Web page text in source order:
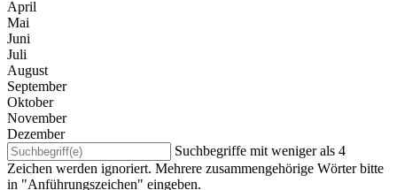
April
Mai
Juni
Juli
August
September
Oktober
November
Dezember
Suchbegriffe mit weniger als 4
Zeichen werden ignoriert. Mehrere zusammengehörige Wörter bitte
in "Anführungszeichen" eingeben.